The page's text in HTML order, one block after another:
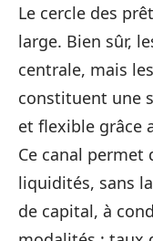
Le cercle des
large. Bien sûr,
centrale, mais
constituent une
et flexible grâce
Ce canal permet
liquidités, sans
de capital, à